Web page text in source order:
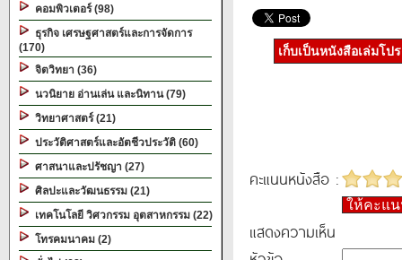
คอมพิวเตอร์ (98)
ธุรกิจ เศรษฐศาสตร์และการจัดการ
(170)
จิตวิทยา (36)
นวนิยาย อ่านเล่น และนิทาน (79)
วิทยาศาสตร์ (21)
ประวัติศาสตร์และอัตชีวประวัติ (60)
ศาสนาและปรัชญา (27)
ศิลปะและวัฒนธรรม (21)
เทคโนโลยี วิศวกรรม อุตสาหกรรม (22)
โทรคมนาคม (2)
เก็บเป็นหนังสือเล่มโป
คะแนนหนังสือ :
ให้คะแ
แสดงความเห็น